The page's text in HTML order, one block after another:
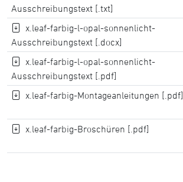
Ausschreibungstext [.txt]
x.leaf-farbig-l-opal-sonnenlicht-
Ausschreibungstext [.docx]
x.leaf-farbig-l-opal-sonnenlicht-
Ausschreibungstext [.pdf]
x.leaf-farbig-Montageanleitungen [.pdf]
x.leaf-farbig-Broschüren [.pdf]